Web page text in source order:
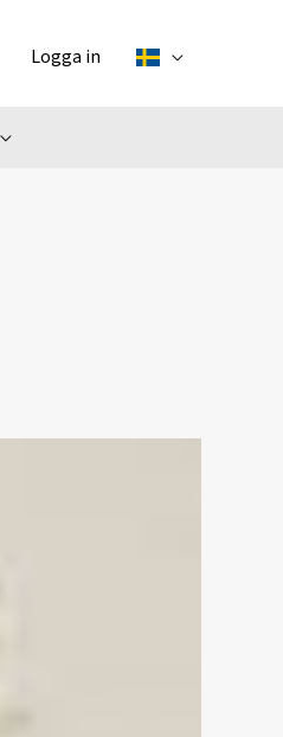
Logga in